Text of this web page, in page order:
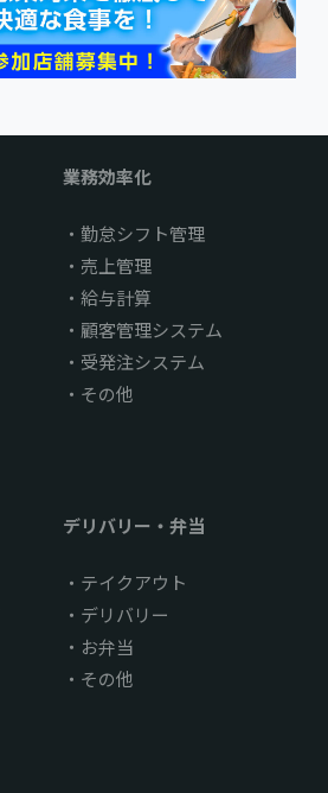
業務効率化
勤怠シフト管理
売上管理
給与計算
顧客管理システム
受発注システム
その他
デリバリー・弁当
テイクアウト
デリバリー
お弁当
その他